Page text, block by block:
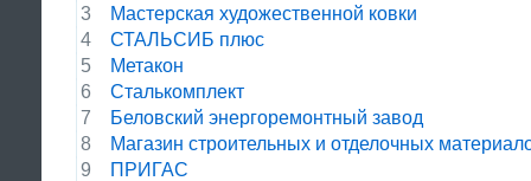
3
Мастерская художественной ковки
4
СТАЛЬСИБ плюс
5
Метакон
6
Сталькомплект
7
Беловский энергоремонтный завод
8
Магазин строительных и отделочных
9
ПРИГАС